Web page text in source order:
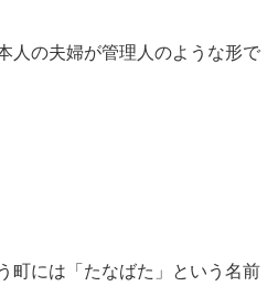
人の夫婦が管理人のような形で
町には「たなばた」という名前